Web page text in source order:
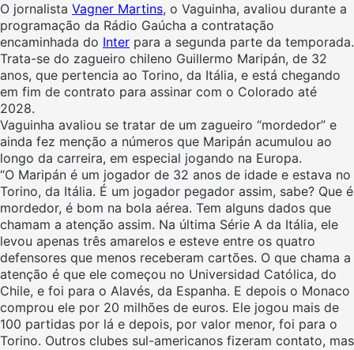
O jornalista Vagner Martins, o Vaguinha, avaliou durante a
programação da Rádio Gaúcha a contratação
encaminhada do Inter para a segunda parte da temporada.
Trata-se do zagueiro chileno Guillermo Maripán, de 32
anos, que pertencia ao Torino, da Itália, e está chegando
em fim de contrato para assinar com o Colorado até
2028.
Vaguinha avaliou se tratar de um zagueiro “mordedor” e
ainda fez menção a números que Maripán acumulou ao
longo da carreira, em especial jogando na Europa.
“O Maripán é um jogador de 32 anos de idade e estava no
Torino, da Itália. É um jogador pegador assim, sabe? Que é
mordedor, é bom na bola aérea. Tem alguns dados que
chamam a atenção assim. Na última Série A da Itália, ele
levou apenas três amarelos e esteve entre os quatro
defensores que menos receberam cartões. O que chama a
atenção é que ele começou no Universidad Católica, do
Chile, e foi para o Alavés, da Espanha. E depois o Monaco
comprou ele por 20 milhões de euros. Ele jogou mais de
100 partidas por lá e depois, por valor menor, foi para o
Torino. Outros clubes sul-americanos fizeram contato, mas